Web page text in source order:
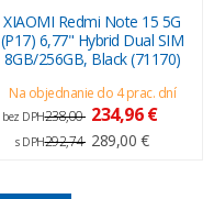
XIAOMI Redmi Note 15 5G
(P17) 6,77" Hybrid Dual SIM
8GB/256GB, Black (71170)
Na objednanie do 4 prac. dní
bez DPH238,00 234,96 €
s DPH292,74 289,00 €